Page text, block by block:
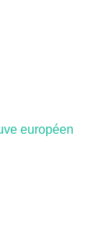
européen